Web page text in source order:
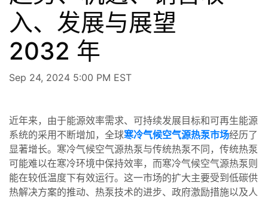
入、发展与展望
2032 年
Sep 24, 2024 5:00 PM EST
近年来，由于能源效率需求、可持续发展目标和可再生能源
系统的采用不断增加，全球寒冷气候空气源热泵市场经历了
显著增长。寒冷气候空气源热泵与传统热泵不同，传统热泵
可能难以在寒冷环境中保持效率，而寒冷气候空气源热泵则
能在较低温度下有效运行。这一市场的扩大主要受到低碳供
热解决方案的推动、热泵技术的进步、政府激励措施以及人